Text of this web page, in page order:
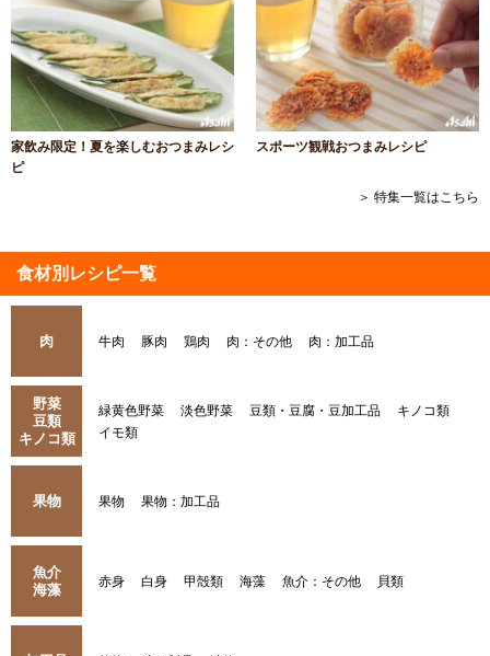
家飲み限定！夏を楽しむおつまみレシ
ピ
スポーツ観戦おつまみレシピ
＞ 特集一覧はこちら
食材別レシピ一覧
肉 牛肉 豚肉 鶏肉 肉：その他 肉：加工品
野菜
豆類
キノコ類
緑黄色野菜 淡色野菜 豆類・豆腐・豆加工品
キノコ類
イモ類
果物 果物 果物：加工品
魚介
海藻
赤身 白身 甲殻類 海藻 魚介：その他 貝類